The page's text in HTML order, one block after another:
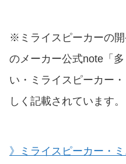
※ミライスピーカーの開
のメーカー公式note「
い・ミライスピーカー
しく記載されています。
》ミライスピーカー・